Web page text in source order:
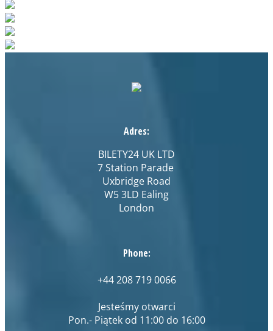
Adres:
BILETY24 UK LTD
7 Station Parade
Uxbridge Road
W5 3LD Ealing
London
Phone:
+44 208 719 0066
Jesteśmy otwarci
Pon.- Piątek od 11:00 do 16:00